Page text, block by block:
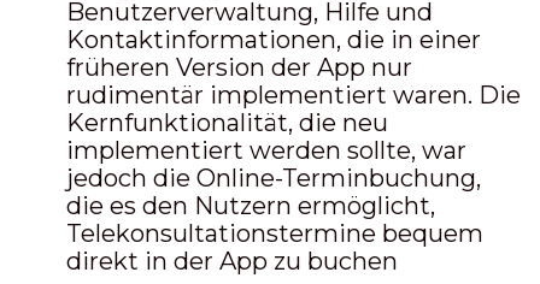
Benutzerverwaltung, Hilfe und
Kontaktinformationen, die in einer
früheren Version der App nur
rudimentär implementiert waren. Die
Kernfunktionalität, die neu
implementiert werden sollte, war
jedoch die Online-Terminbuchung,
die es den Nutzern ermöglicht,
Telekonsultationstermine bequem
direkt in der App zu buchen